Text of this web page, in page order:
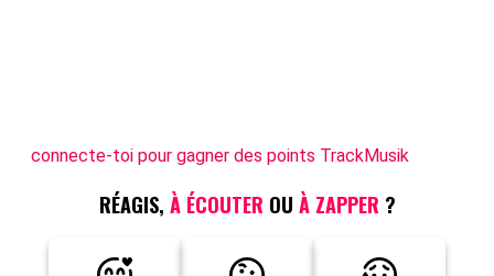
connecte-toi pour gagner des points TrackMusik
RÉAGIS, À ÉCOUTER OU À ZAPPER ?